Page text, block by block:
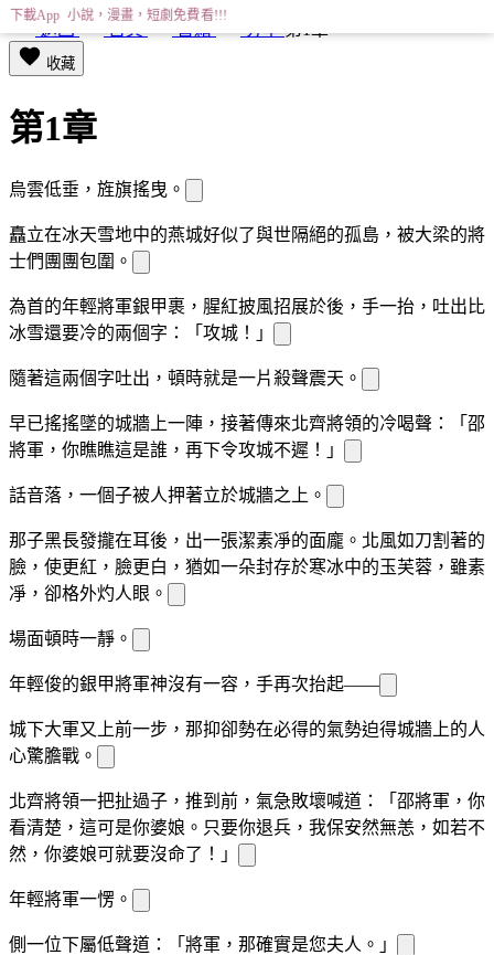
下載App 小說，漫畫，短劇免費看!!!
返回 首頁 書籍 分享 第1章
收藏
第1章
烏雲低垂，旌旗搖曳。
矗立在冰天雪地中的燕城好似了與世隔絕的孤島，被大梁的將
士們團團包圍。
為首的年輕將軍銀甲裹 ，腥紅披風招展於後，手一抬，吐出比
冰雪還要冷的兩個字：「攻城！」
隨著這兩個字吐出，頓時就是一片殺聲震天。
早已搖搖墜的城牆上一陣 ， 接著傳來北齊將領的冷喝聲：「邵
將軍，你瞧瞧這是誰，再下令攻城不遲！」
話音落，一個子被人押著立於城牆之上。
那子黑長發攏在耳後， 出一張潔素凈的面龐。北風如刀割著的
臉，使更紅，臉更白，猶如一朵封存於寒冰中的玉芙蓉，雖素
凈，卻格外灼人眼。
場面頓時一靜。
年輕俊的銀甲將軍神沒有一容，手再次抬起——
城下大軍又上前一步，那抑卻勢在必得的氣勢迫得城牆上的人
心驚膽戰。
北齊將領一把扯過子，推到 前，氣急敗壞喊道：「邵將軍，你
看清楚，這可是你婆娘。只要你退兵，我保安然無恙，如若不
然，你婆娘可就要沒命了！」
年輕將軍一愣。
側一位下屬低聲道：「將軍，那確實是您夫人。」